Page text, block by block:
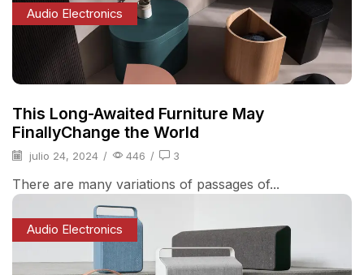
Audio Electronics
This Long-Awaited Furniture May
FinallyChange the World
julio 24, 2024 / 446 / 3
There are many variations of passages of...
Audio Electronics